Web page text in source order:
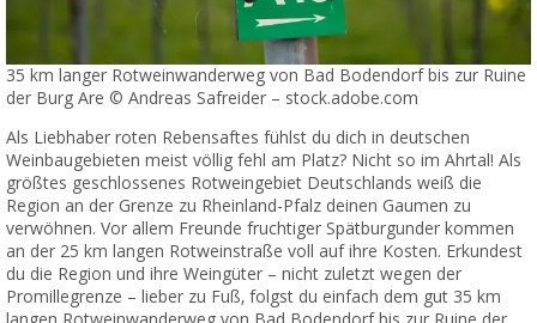
35 km langer Rotweinwanderweg von Bad Bodendorf bis zur Ruine
der Burg Are © Andreas Safreider – stock.adobe.com
Als Liebhaber roten Rebensaftes fühlst du dich in deutschen
Weinbaugebieten meist völlig fehl am Platz? Nicht so im Ahrtal! Als
größtes geschlossenes Rotweingebiet Deutschlands weiß die
Region an der Grenze zu Rheinland-Pfalz deinen Gaumen zu
verwöhnen. Vor allem Freunde fruchtiger Spätburgunder kommen
an der 25 km langen Rotweinstraße voll auf ihre Kosten. Erkundest
du die Region und ihre Weingüter – nicht zuletzt wegen der
Promillegrenze – lieber zu Fuß, folgst du einfach dem gut 35 km